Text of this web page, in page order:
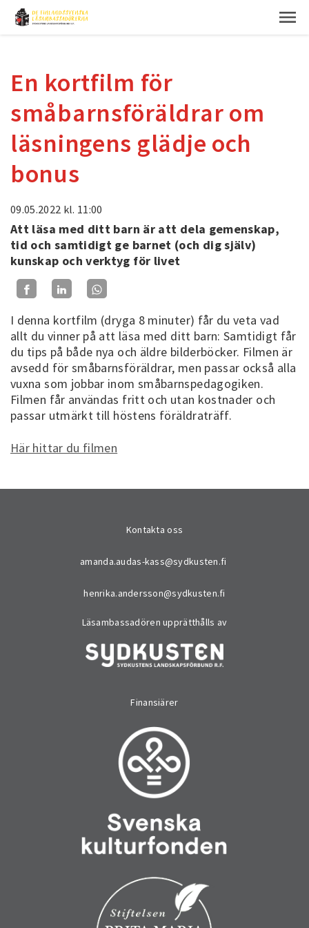
En kortfilm för
småbarnsföräldrar om
läsningens glädje och
bonus
09.05.2022 kl. 11:00
Att läsa med ditt barn är att dela gemenskap,
tid och samtidigt ge barnet (och dig själv)
kunskap och verktyg för livet
I denna kortfilm (dryga 8 minuter) får du veta vad
allt du vinner på att läsa med ditt barn: Samtidigt får
du tips på både nya och äldre bilderböcker. Filmen är
avsedd för småbarnsföräldrar, men passar också alla
vuxna som jobbar inom småbarnspedagogiken.
Filmen får användas fritt och utan kostnader och
passar utmärkt till höstens föräldraträff.
Här hittar du filmen
Kontakta oss
amanda.audas-kass@sydkusten.fi
henrika.andersson@sydkusten.fi
Läsambassadören upprätthålls av
Finansiärer